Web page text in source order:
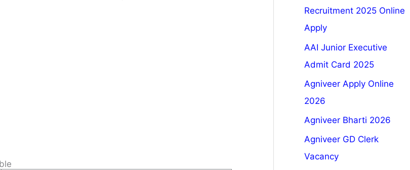
Recruitment 2025 Online
Apply
AAI Junior Executive
Admit Card 2025
Agniveer Apply Online
2026
Agniveer Bharti 2026
Agniveer GD Clerk
Vacancy